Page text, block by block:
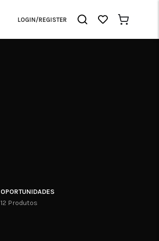
LOGIN/REGISTER
OPORTUNIDADES
12 Produtos